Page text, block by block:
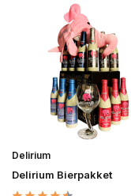
Delirium
Delirium Bierpakket